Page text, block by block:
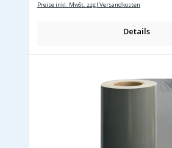
Preise inkl. MwSt. zzgl Versandkosten
Details